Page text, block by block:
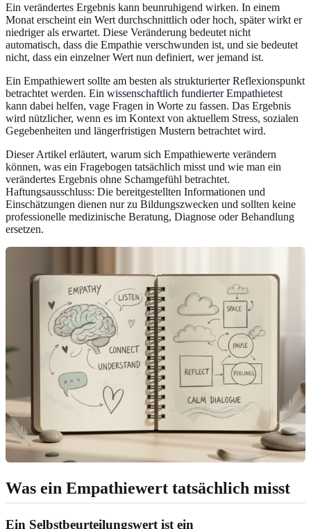
Ein verändertes Ergebnis kann beunruhigend wirken. In einem
Monat erscheint ein Wert durchschnittlich oder hoch, später wirkt er
niedriger als erwartet. Diese Veränderung bedeutet nicht
automatisch, dass die Empathie verschwunden ist, und sie bedeutet
nicht, dass ein einzelner Wert nun definiert, wer jemand ist.
Ein Empathiewert sollte am besten als strukturierter Reflexionspunkt
betrachtet werden. Ein wissenschaftlich fundierter Empathietest
kann dabei helfen, vage Fragen in Worte zu fassen. Das Ergebnis
wird nützlicher, wenn es im Kontext von aktuellem Stress, sozialen
Gegebenheiten und längerfristigen Mustern betrachtet wird.
Dieser Artikel erläutert, warum sich Empathiewerte verändern
können, was ein Fragebogen tatsächlich misst und wie man ein
verändertes Ergebnis ohne Schamgefühl betrachtet.
Haftungsausschluss: Die bereitgestellten Informationen und
Einschätzungen dienen nur zu Bildungszwecken und sollten keine
professionelle medizinische Beratung, Diagnose oder Behandlung
ersetzen.
Was ein Empathiewert tatsächlich misst
Ein Selbstbeurteilungswert ist ein